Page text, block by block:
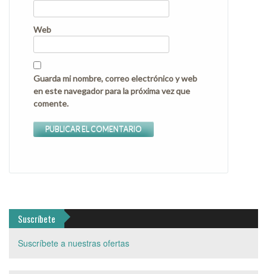
Web
Guarda mi nombre, correo electrónico y web
en este navegador para la próxima vez que
comente.
Suscríbete
Suscríbete a nuestras ofertas